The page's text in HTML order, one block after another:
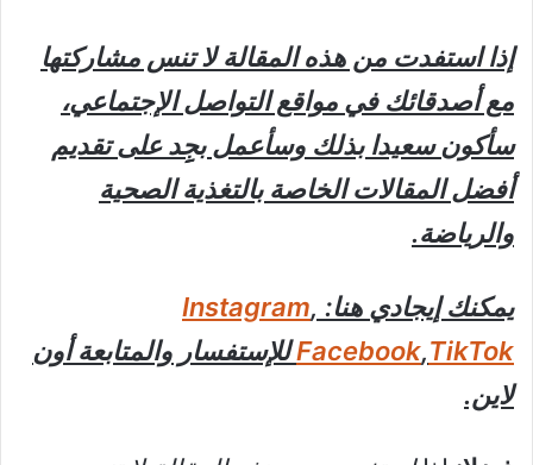
إذا استفدت من هذه المقالة لا تنس مشاركتها
مع أصدقائك في مواقع التواصل الإجتماعي،
سأكون سعيدا بذلك وسأعمل بجِِد على تقديم
أفضل المقالات الخاصة بالتغذية الصحية
والرياضة.
يمكنك إيجادي هنا: Instagram,
Facebook,TikTok
للإستفسار والمتابعة أون
لاين.